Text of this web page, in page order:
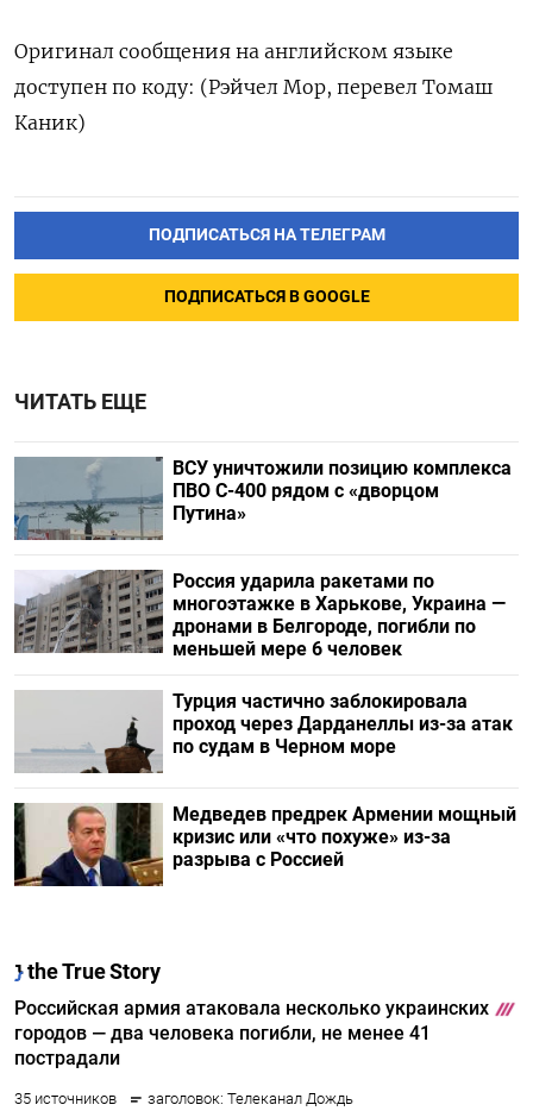
Оригинал сообщения на английском языке
доступен по коду: (Рэйчел Мор, перевел Томаш
Каник)
ПОДПИСАТЬСЯ НА ТЕЛЕГРАМ
ПОДПИСАТЬСЯ В GOOGLE
ЧИТАТЬ ЕЩЕ
ВСУ уничтожили позицию комплекса
ПВО С-400 рядом с «дворцом
Путина»
Россия ударила ракетами по
многоэтажке в Харькове, Украина —
дронами в Белгороде, погибли по
меньшей мере 6 человек
Турция частично заблокировала
проход через Дарданеллы из-за атак
по судам в Черном море
Медведев предрек Армении мощный
кризис или «что похуже» из-за
разрыва с Россией